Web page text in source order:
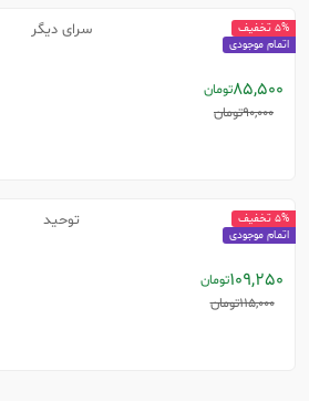
سرای دیگر
85,500تومان
90,000تومان
5% تخفیف
اتمام موجودی
توحید
109,250تومان
115,000تومان
5% تخفیف
اتمام موجودی